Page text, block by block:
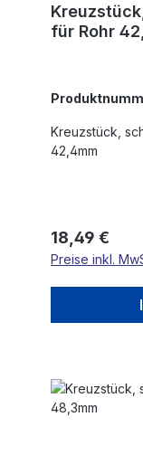
für Rohr
Kreuzstück,
42,4mm
Regulärer
18,49 €
Preise inkl.